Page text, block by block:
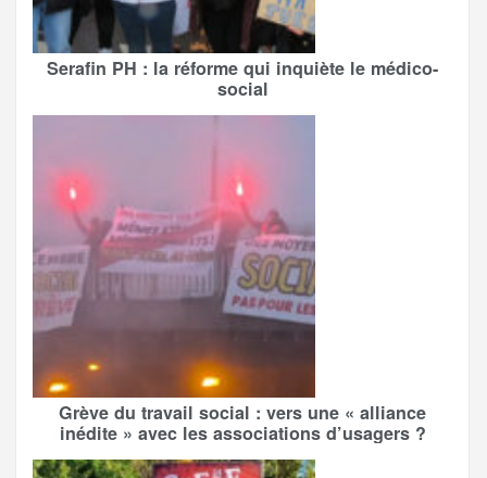
Serafin PH : la réforme qui inquiète le médico-
social
Grève du travail social : vers une « alliance
inédite » avec les associations d’usagers ?